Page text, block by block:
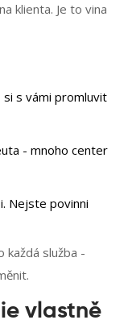
klienta. Je to vina
si s vámi promluvit
- mnoho center
Nejste povinni
každá služba -
vlastně